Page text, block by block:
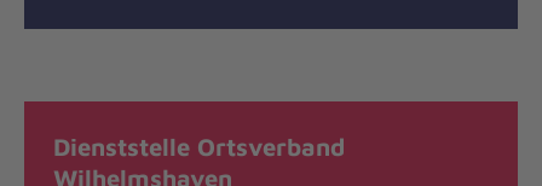
Dienststelle Ortsverband
Wilhelmshaven